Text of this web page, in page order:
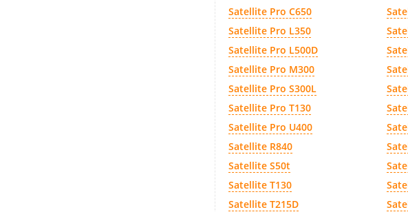
Satellite Pro C650
Satellite Pro L350
Satellite Pro L500D
Satellite Pro M300
Satellite Pro S300L
Satellite Pro T130
Satellite Pro U400
Satellite R840
Satellite S50t
Satellite T130
Satellite T215D